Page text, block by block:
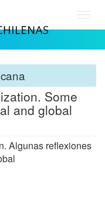
Some
and global
Algunas reflexiones